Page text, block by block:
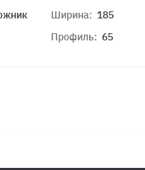
Ширина: 185
Профиль: 65